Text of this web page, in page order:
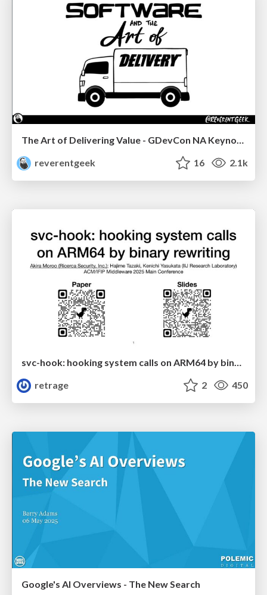
The Art of Delivering Value - GDevCon NA Keynote
reverentgeek
16 2.1k
retrage
2 450
Google's AI Overviews - The New Search